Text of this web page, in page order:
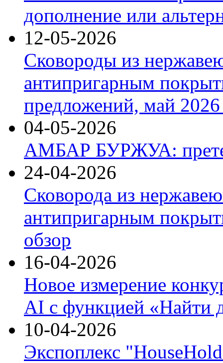
дополнение или
12-05-2026
Сковороды из
антипригарным
предложений, май 2026
04-05-2026
АМБАР БУРЖУА:
24-04-2026
Сковорода из
антипригарным
обзор
16-04-2026
Новое измерение
AI с функцией «Найти
10-04-2026
Экспоплекс